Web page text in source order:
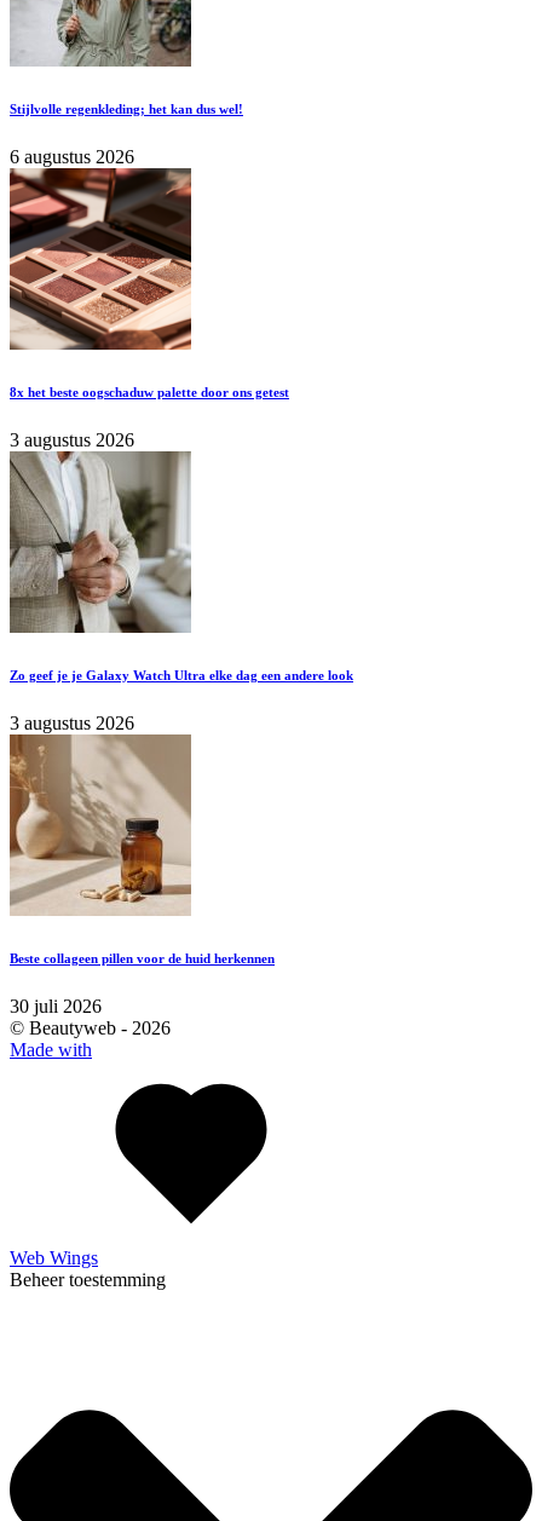
Stijlvolle regenkleding; het kan dus wel!
6 augustus 2026
8x het beste oogschaduw palette door ons getest
3 augustus 2026
Zo geef je je Galaxy Watch Ultra elke dag een andere look
3 augustus 2026
Beste collageen pillen voor de huid herkennen
30 juli 2026
© Beautyweb - 2026
Made with
Web Wings
Beheer toestemming